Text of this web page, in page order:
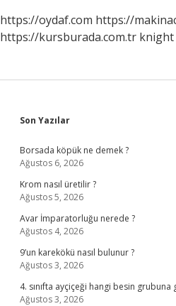
https://oydaf.com https://
https://kursburada.com.tr
Sidebar
Son Yazılar
Borsada köpük ne demek ?
Ağustos 6, 2026
Krom nasıl üretilir ?
Ağustos 5, 2026
Avar İmparatorluğu nerede ?
Ağustos 4, 2026
9’un karekökü nasıl bulunur ?
Ağustos 3, 2026
4. sınıfta ayçiçeği hangi besin grubuna
Ağustos 3, 2026